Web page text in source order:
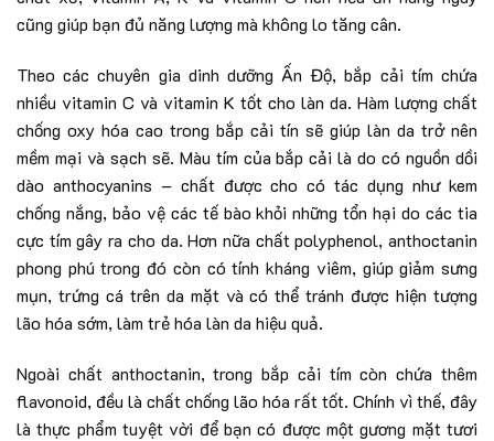
cũng giúp bạn đủ năng lượng mà không lo tăng cân.
Theo các chuyên gia dinh dưỡng Ấn Độ, bắp cải tím chứa
nhiều vitamin C và vitamin K tốt cho làn da. Hàm lượng chất
chống oxy hóa cao trong bắp cải tín sẽ giúp làn da trở nên
mềm mại và sạch sẽ. Màu tím của bắp cải là do có nguồn dồi
dào anthocyanins – chất được cho có tác dụng như kem
chống nắng, bảo vệ các tế bào khỏi những tổn hại do các tia
cực tím gây ra cho da. Hơn nữa chất polyphenol, anthoctanin
phong phú trong đó còn có tính kháng viêm, giúp giảm sưng
mụn, trứng cá trên da mặt và có thể tránh được hiện tượng
lão hóa sớm, làm trẻ hóa làn da hiệu quả.
Ngoài chất anthoctanin, trong bắp cải tím còn chứa thêm
flavonoid, đều là chất chống lão hóa rất tốt. Chính vì thế, đây
là thực phẩm tuyệt vời để bạn có được một gương mặt tươi